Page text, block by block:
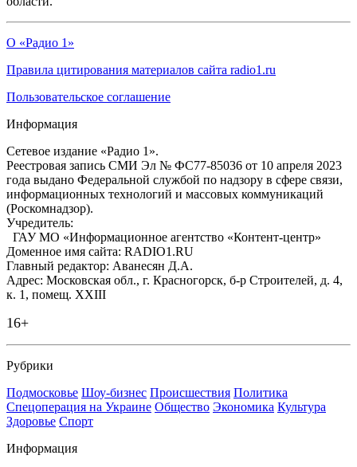
О «Радио 1»
Правила цитирования материалов сайта radio1.ru
Пользовательское соглашение
Информация
Сетевое издание «Радио 1».
Реестровая запись СМИ Эл № ФС77-85036 от 10 апреля 2023
года выдано Федеральной службой по надзору в сфере связи,
информационных технологий и массовых коммуникаций
(Роскомнадзор).
Учредитель:
ГАУ МО «Информационное агентство «Контент-центр»
Доменное имя сайта: RADIO1.RU
Главный редактор: Аванесян Д.А.
Адрес: Московская обл., г. Красногорск, б-р Строителей, д. 4,
к. 1, помещ. XXIII
16+
Рубрики
Подмосковье Шоу-бизнес Происшествия Политика
Спецоперация на Украине Общество Экономика Культура
Здоровье Спорт
Информация